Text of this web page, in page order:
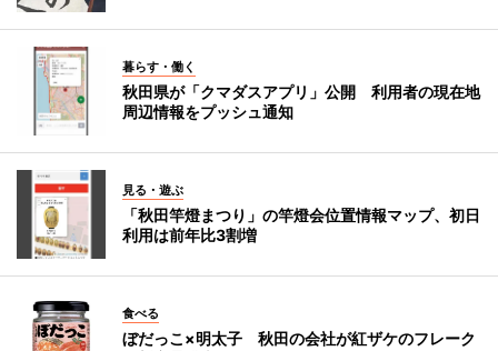
暮らす・働く
秋田県が「クマダスアプリ」公開 利用者の現在地
周辺情報をプッシュ通知
見る・遊ぶ
「秋田竿燈まつり」の竿燈会位置情報マップ、初日
利用は前年比3割増
食べる
ぼだっこ×明太子 秋田の会社が紅ザケのフレーク